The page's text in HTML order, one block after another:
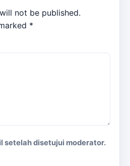
not be published.
*
setelah disetujui moderator.